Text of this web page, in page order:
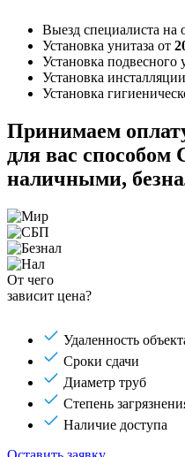
Выезд специалиста на
Установка унитаза от
Установка подвесного
Установка
Установка
Принимаем
для вас способом
наличными,
От чего
зависит цена?
Удаленность
Сроки сдачи
Диаметр труб
Степень
Наличие доступа